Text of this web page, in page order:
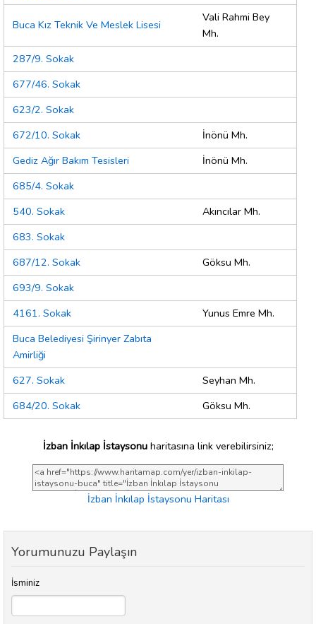
Buca Kız Teknik Ve Meslek Lisesi
Vali Rahmi Bey
Mh.
287/9. Sokak
677/46. Sokak
623/2. Sokak
672/10. Sokak
İnönü Mh.
Gediz Ağır Bakım Tesisleri
İnönü Mh.
685/4. Sokak
540. Sokak
Akıncılar Mh.
683. Sokak
687/12. Sokak
Göksu Mh.
693/9. Sokak
4161. Sokak
Yunus Emre Mh.
Buca Belediyesi Şirinyer Zabıta
Amirliği
627. Sokak
Seyhan Mh.
684/20. Sokak
Göksu Mh.
İzban İnkılap İstaysonuharitasına link verebilirsiniz;
İzban İnkılap İstaysonu Haritası
Yorumunuzu Paylaşın
İsminiz